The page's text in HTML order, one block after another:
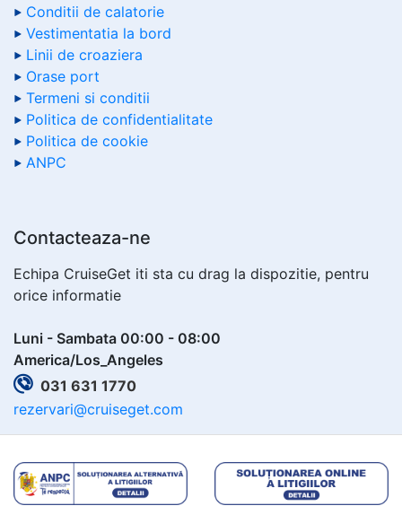
Conditii de calatorie
Vestimentatia la bord
Linii de croaziera
Orase port
Termeni si conditii
Politica de confidentialitate
Politica de cookie
ANPC
Contacteaza-ne
Echipa CruiseGet iti sta cu drag la dispozitie, pentru
orice informatie
Luni - Sambata 00:00 - 08:00
America/Los_Angeles
031 631 1770
rezervari@cruiseget.com